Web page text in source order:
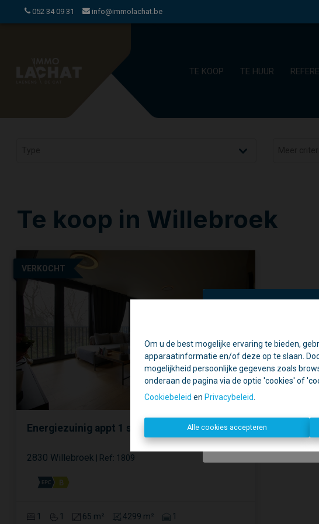
Om u de best mogelijke ervaring te bieden,
apparaatinformatie en/of deze op te slaan.
mogelijkheid persoonlijke gegevens zoals
onderaan de pagina via de optie 'cookies' of
Cookiebeleid en Privacybeleid
Alle cookies accepteren
052 34 09 31 info@immolachat.be
TE KOOP TE HUUR
Te koop in Willebroek
VERKOCHT
Energiezuinig appt 1 slpk met parking
2830 Willebroek Ref: 1809
1 1 65 m² 4299 m² 1
☀️
Tijdens de
Daarom is ons
Open
Gesloten deur?